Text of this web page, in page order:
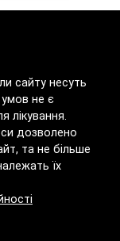
сайту несуть
умов не є
лікування.
дозволено
та не більше
їх